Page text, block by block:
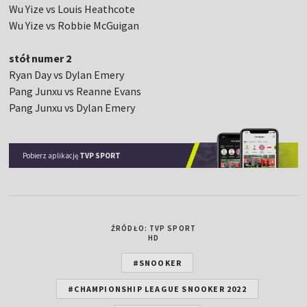
Wu Yize vs Louis Heathcote
Wu Yize vs Robbie McGuigan
stół numer 2
Ryan Day vs Dylan Emery
Pang Junxu vs Reanne Evans
Pang Junxu vs Dylan Emery
Pobierz aplikację TVP SPORT
ŹRÓDŁO: TVP SPORT
HD
#SNOOKER
#CHAMPIONSHIP LEAGUE SNOOKER 2022